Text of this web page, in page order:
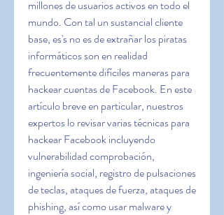
millones de usuarios activos en todo el
mundo. Con tal un sustancial cliente
base, es's no es de extrañar los piratas
informáticos son en realidad
frecuentemente difíciles maneras para
hackear cuentas de Facebook. En este
artículo breve en particular, nuestros
expertos lo revisar varias técnicas para
hackear Facebook incluyendo
vulnerabilidad comprobación,
ingeniería social, registro de pulsaciones
de teclas, ataques de fuerza, ataques de
phishing, así como usar malware y